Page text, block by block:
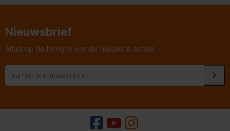
nagekomen en de
dat
Nieuwsbrief
Altijd op de hoogte van de nieuwste acties